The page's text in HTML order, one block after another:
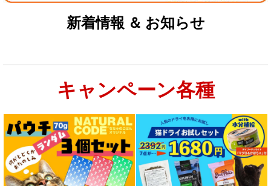
絞り込む
新着情報 ＆ お知らせ
キャンペーン各種